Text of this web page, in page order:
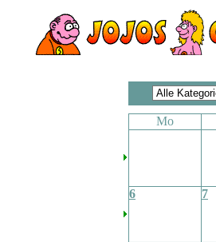
Mo
6 7